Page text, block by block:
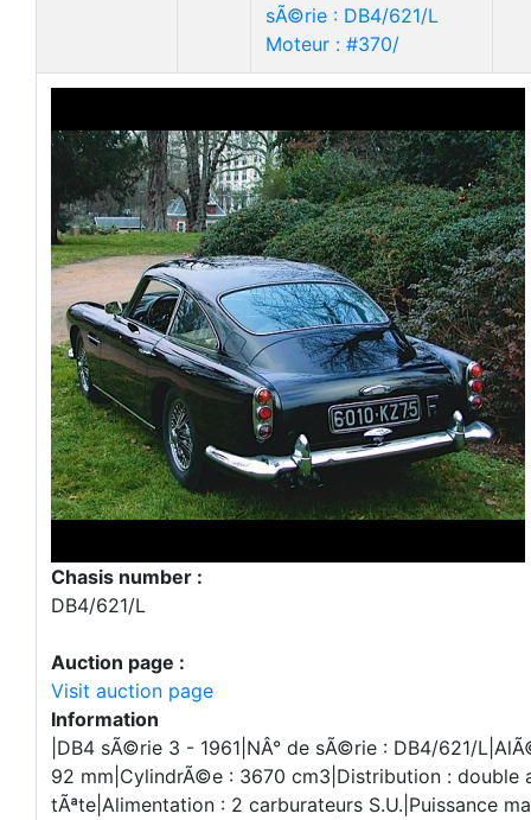
sÃ©rie : DB4/621/L
Moteur : #370/
Chasis number :
DB4/621/L
Auction page :
Visit auction page
Information
|DB4 sÃ©rie 3 - 1961|NÂ° de sÃ©rie : DB4/621/
92 mm|CylindrÃ©e : 3670 cm3|Distribution : double
tÃªte|Alimentation : 2 carburateurs S.U.|Puissance